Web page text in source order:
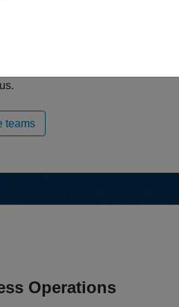
with customers every day, sales
academia. Bring your curiosity,
teams
Operations